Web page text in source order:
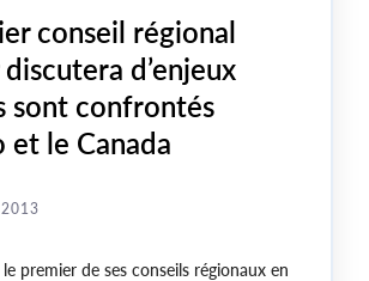
conseil régional
d’enjeux
sont confrontés
et le Canada
premier de ses conseils régionaux en